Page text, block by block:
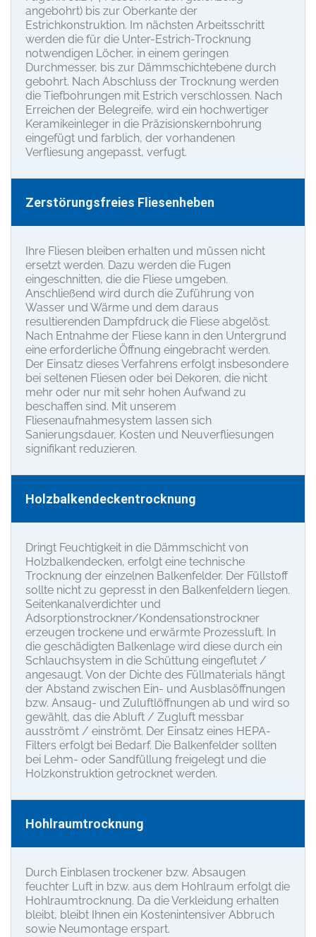
angebohrt) bis zur Oberkante der
Estrichkonstruktion. Im nächsten Arbeitsschritt
werden die für die Unter-Estrich-Trocknung
notwendigen Löcher, in einem geringen
Durchmesser, bis zur Dämmschichtebene durch
gebohrt. Nach Abschluss der Trocknung werden
die Tiefbohrungen mit Estrich verschlossen. Nach
Erreichen der Belegreife, wird ein hochwertiger
Keramikeinleger in die Präzisionskernbohrung
eingefügt und farblich, der vorhandenen
Verfliesung angepasst, verfugt.
Zerstörungsfreies Fliesenheben
Ihre Fliesen bleiben erhalten und müssen nicht
ersetzt werden. Dazu werden die Fugen
eingeschnitten, die die Fliese umgeben.
Anschließend wird durch die Zuführung von
Wasser und Wärme und dem daraus
resultierenden Dampfdruck die Fliese abgelöst.
Nach Entnahme der Fliese kann in den Untergrund
eine erforderliche Öffnung eingebracht werden.
Der Einsatz dieses Verfahrens erfolgt insbesondere
bei seltenen Fliesen oder bei Dekoren, die nicht
mehr oder nur mit sehr hohen Aufwand zu
beschaffen sind. Mit unserem
Fliesenaufnahmesystem lassen sich
Sanierungsdauer, Kosten und Neuverfliesungen
signifikant reduzieren.
Holzbalkendeckentrocknung
Dringt Feuchtigkeit in die Dämmschicht von
Holzbalkendecken, erfolgt eine technische
Trocknung der einzelnen Balkenfelder. Der Füllstoff
sollte nicht zu gepresst in den Balkenfeldern liegen.
Seitenkanalverdichter und
Adsorptionstrockner/Kondensationstrockner
erzeugen trockene und erwärmte Prozessluft. In
die geschädigten Balkenlage wird diese durch ein
Schlauchsystem in die Schüttung eingeflutet /
angesaugt. Von der Dichte des Füllmaterials hängt
der Abstand zwischen Ein- und Ausblasöffnungen
bzw. Ansaug- und Zuluftlöffnungen ab und wird so
gewählt, das die Abluft / Zugluft messbar
ausströmt / einströmt. Der Einsatz eines HEPA-
Filters erfolgt bei Bedarf. Die Balkenfelder sollten
bei Lehm- oder Sandfüllung freigelegt und die
Holzkonstruktion getrocknet werden.
Hohlraumtrocknung
Durch Einblasen trockener bzw. Absaugen
feuchter Luft in bzw. aus dem Hohlraum erfolgt die
Hohlraumtrocknung. Da die Verkleidung erhalten
bleibt, bleibt Ihnen ein Kostenintensiver Abbruch
sowie Neumontage erspart.